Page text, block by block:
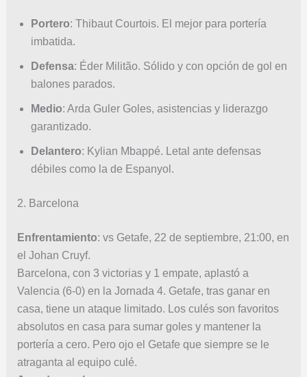
Portero: Thibaut Courtois. El mejor para portería
imbatida.
Defensa: Éder Militão. Sólido y con opción de gol en
balones parados.
Medio: Arda Guler Goles, asistencias y liderazgo
garantizado.
Delantero: Kylian Mbappé. Letal ante defensas
débiles como la de Espanyol.
2. Barcelona
Enfrentamiento: vs Getafe, 22 de septiembre, 21:00, en
el Johan Cruyf.
Barcelona, con 3 victorias y 1 empate, aplastó a
Valencia (6-0) en la Jornada 4. Getafe, tras ganar en
casa, tiene un ataque limitado. Los culés son favoritos
absolutos en casa para sumar goles y mantener la
portería a cero. Pero ojo el Getafe que siempre se le
atraganta al equipo culé.